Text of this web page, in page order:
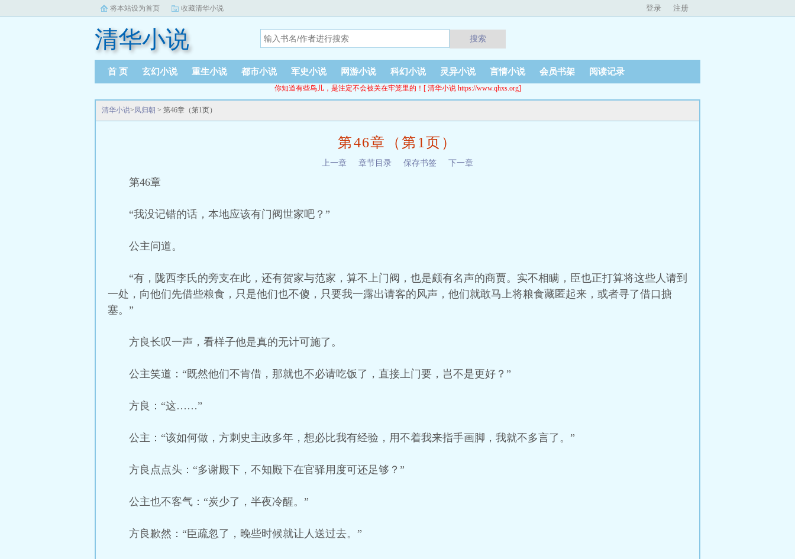
将本站设为首页 收藏清华小说 登录 注册
清华小说 搜索
首 页 玄幻小说 重生小说 都市小说 军史小说 网游小说 科幻小说 灵异小说 言情小说 会员书架 阅读记录
你知道有些鸟儿，是注定不会被关在牢笼里的！[ 清华小说 https://www.qhxs.org]
清华小说>凤归朝 > 第46章（第1页）
第46章（第1页）
上一章 章节目录 保存书签 下一章
第46章
“我没记错的话，本地应该有门阀世家吧？”
公主问道。
“有，陇西李氏的旁支在此，还有贺家与范家，算不上门阀，也是颇有名声的商贾。实不相瞒，臣也正打算将这些人请到
一处，向他们先借些粮食，只是他们也不傻，只要我一露出请客的风声，他们就敢马上将粮食藏匿起来，或者寻了借口搪
塞。”
方良长叹一声，看样子他是真的无计可施了。
公主笑道：“既然他们不肯借，那就也不必请吃饭了，直接上门要，岂不是更好？”
方良：“这……”
公主：“该如何做，方刺史主政多年，想必比我有经验，用不着我来指手画脚，我就不多言了。”
方良点点头：“多谢殿下，不知殿下在官驿用度可还足够？”
公主也不客气：“炭少了，半夜冷醒。”
方良歉然：“臣疏忽了，晚些时候就让人送过去。”